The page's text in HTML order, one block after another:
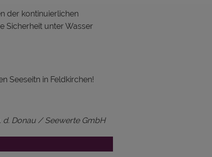
der kontinuierlichen
Sicherheit unter Wasser
Seeseitn in Feldkirchen!
d. Donau / Seewerte GmbH